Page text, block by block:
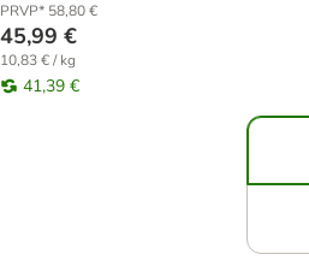
PRVP* 58,80 €
45,99 €
10,83 € / kg
41,39 €